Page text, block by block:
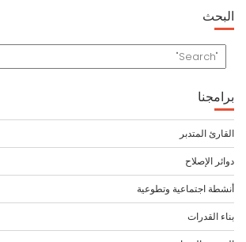
البحث
برامجنا
القارئ المتدبر
دوائر الإصلاح
أنشطة اجتماعية وتطوعية
بناء القدرات